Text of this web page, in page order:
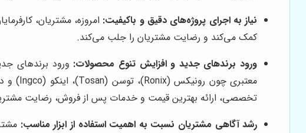
نیاز به اجرای پروژه‌های دقیق و باکیفیت: امروزه، مشتریان،
کمک می‌کند و رضایت مشتریان را جلب می‌کند.
ورود برندهای جدید و افزایش تنوع محصولات: ورود برندهای
معتبری چون رونیکس (Ronix)، توسن (Tosan)، اینکو (Ingco) و دی سی ای (DCA) در بازار ایران حضور دارند. در مقایسه با این برندها،
تخصصی، ارائه بهترین قیمت و خدمات پس از فروش، رضایت
رشد آگاهی مشتریان نسبت به اهمیت استفاده از ابزار مناسب: